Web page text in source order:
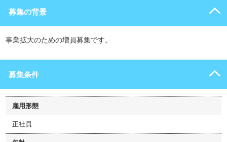
募集の背景
事業拡大のための増員募集です。
募集条件
雇用形態
正社員